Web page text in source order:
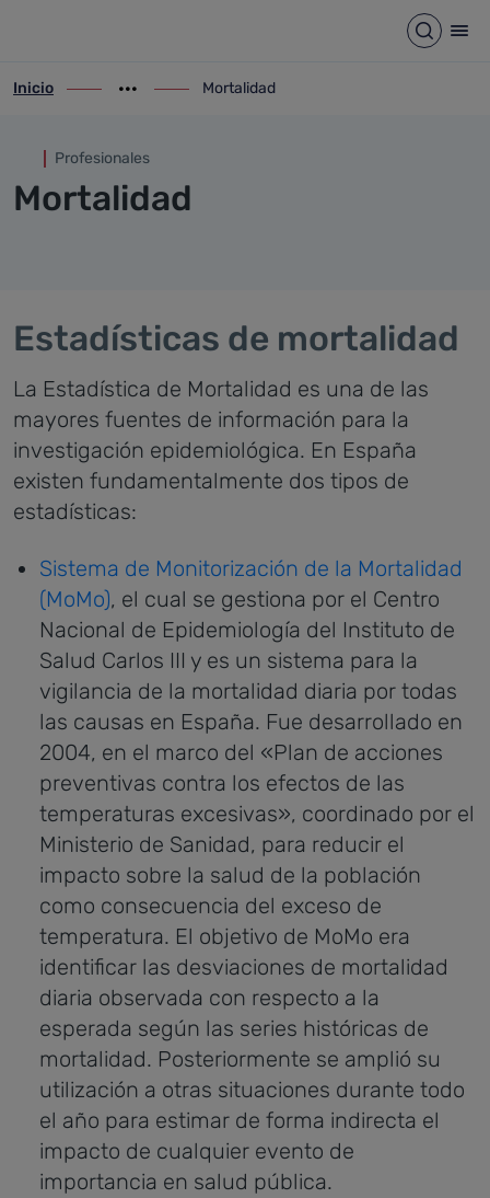
Abrir
ir-a inicio
Inicio
Mostrar opciones del camino de migas
ir-a Mortalidad
Mortalidad
Profesionales
Mortalidad
Estadísticas de mortalidad
La Estadística de Mortalidad es una de las
mayores fuentes de información para la
investigación epidemiológica. En España
existen fundamentalmente dos tipos de
estadísticas:
Sistema de Monitorización de la Mortalidad
(MoMo), el cual se gestiona por el Centro
Nacional de Epidemiología del Instituto de
Salud Carlos III y es un sistema para la
vigilancia de la mortalidad diaria por todas
las causas en España. Fue desarrollado en
2004, en el marco del «Plan de acciones
preventivas contra los efectos de las
temperaturas excesivas», coordinado por el
Ministerio de Sanidad, para reducir el
impacto sobre la salud de la población
como consecuencia del exceso de
temperatura. El objetivo de MoMo era
identificar las desviaciones de mortalidad
diaria observada con respecto a la
esperada según las series históricas de
mortalidad. Posteriormente se amplió su
utilización a otras situaciones durante todo
el año para estimar de forma indirecta el
impacto de cualquier evento de
importancia en salud pública.